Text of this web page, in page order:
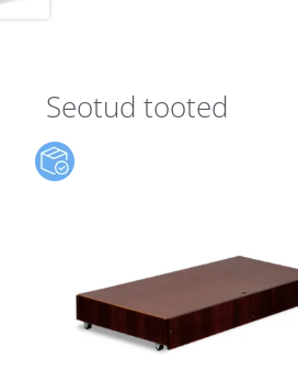
Seotud tooted